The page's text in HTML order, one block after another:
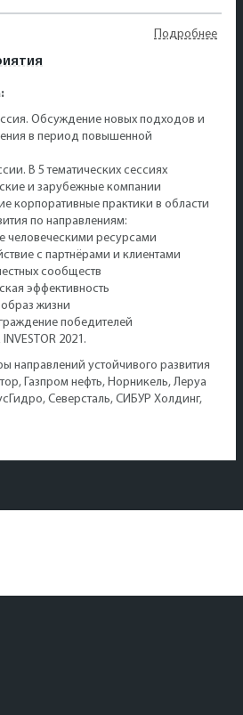
Подробнее
Обсуждение новых подходов и
в период повышенной
В 5 тематических сессиях
и зарубежные компании
корпоративные практики в области
по направлениям:
человеческими ресурсами
с партнёрами и клиентами
сообществ
эффективность
жизни
победителей
2021.
направлений устойчивого развития
Газпром нефть, Норникель, Леруа
Северсталь, СИБУР Холдинг,